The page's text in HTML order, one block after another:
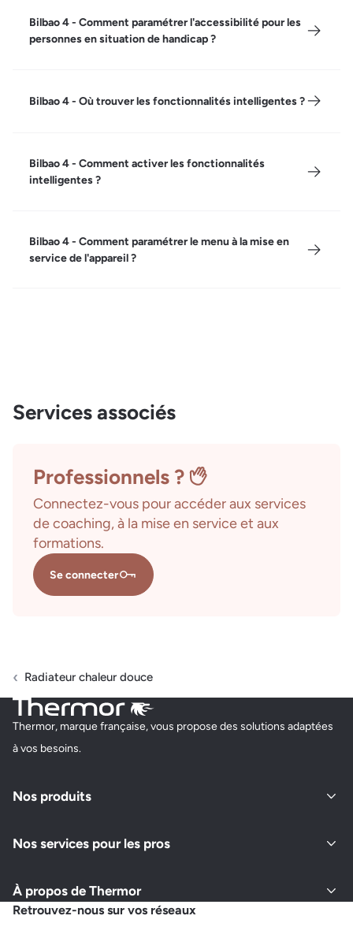
Bilbao 4 - Comment paramétrer l'accessibilité pour les
personnes en situation de handicap ?
Bilbao 4 - Où trouver les fonctionnalités intelligentes ?
Bilbao 4 - Comment activer les fonctionnalités
intelligentes ?
Bilbao 4 - Comment paramétrer le menu à la mise en
service de l'appareil ?
Services associés
Professionnels ?
Connectez-vous pour accéder aux services
de coaching, à la mise en service et aux
formations.
Se connecter
Radiateur chaleur douce
Thermor, marque française, vous propose des solutions adaptées
à vos besoins.
Nos produits
Nos services pour les pros
À propos de Thermor
Retrouvez-nous sur vos réseaux